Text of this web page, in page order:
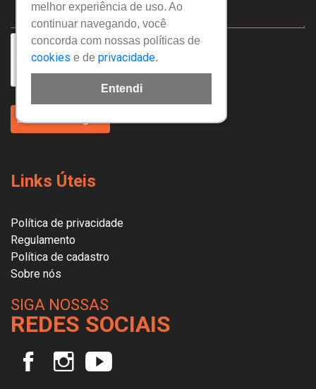
Enviar Mensagem
Links Úteis
Política de privacidade
Regulamento
Política de cadastro
Sobre nós
SIGA NOSSAS
REDES SOCIAIS
melhor experiência de uso. Ao
continuar navegando, você
concorda com nossas políticas de
cookies e deprivacidade.
Entendi